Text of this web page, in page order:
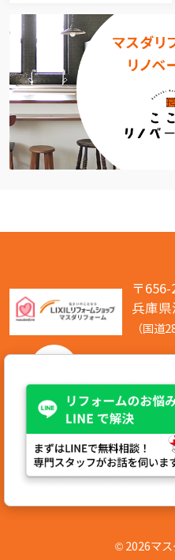
〒
兵庫
（国道
050-
営業時間:8:00～17:00 定
© 2026マ